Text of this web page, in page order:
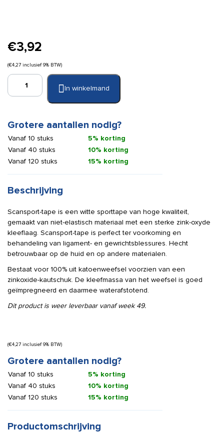
€3,92
(€4,27 inclusief 9% BTW)
Scansport
x
m
aantal
In winkelmand
Grotere aantallen nodig?
Vanaf 10 stuks
5% korting
Vanaf 40 stuks
10% korting
Vanaf 120 stuks
15% korting
Beschrijving
Scansport-tape is een witte sporttape van hoge kwaliteit,
gemaakt van niet-elastisch materiaal met een sterke zink-oxyde
kleeflaag. Scansport-tape is perfect ter voorkoming en
behandeling van ligament- en gewrichtsblessures. Hecht
betrouwbaar op de huid en op andere materialen.
Bestaat voor 100% uit katoenweefsel voorzien van een
zinkoxide-kautschuk. De kleefmassa van het weefsel is goed
geïmpregneerd en daarmee waterafstotend.
Dit product is weer leverbaar vanaf week 49.
(€4,27 inclusief 9% BTW)
Grotere aantallen nodig?
Vanaf 10 stuks
5% korting
Vanaf 40 stuks
10% korting
Vanaf 120 stuks
15% korting
Productomschrijving